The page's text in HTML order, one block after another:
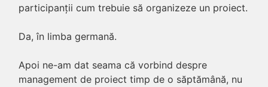
participanții cum trebuie să organizeze un proiect.
Da, în limba germană.
Apoi ne-am dat seama că vorbind despre
management de proiect timp de o săptămână, nu